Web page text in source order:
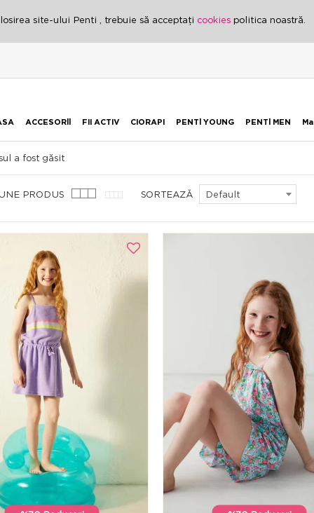
site-ului Penti , trebuie să acceptați cookies politica noastră.
ACCESORİİ FII ACTIV CIORAPI PENTİ YOUNG PENTİ MEN
a fost găsit
PRODUS SORTEAZĂ Default